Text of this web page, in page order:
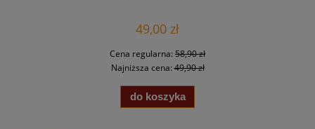
49,00 zł
Cena regularna: 58,90 zł
Najniższa cena:49,90 zł
do koszyka